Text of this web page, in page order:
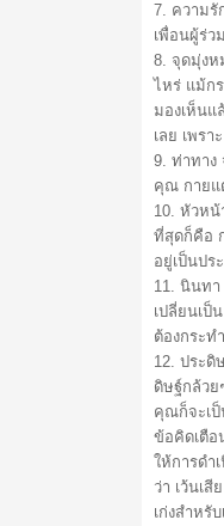
7. ความรั
เพื่อนผู้ร่ว
8. จุดมุ่งห
ไหร่ แม้ก
มองเห็นแ
เลย เพร
9. ท่าทาง
คุณ กายแ
10. หัวหน้
ที่สุดก็คือ
อยู่เป็นปร
11. นินทา
เปลี่ยนเป็
ต้องกระท
12. ประดิ
ดิษฐ์กล้วย
คุณก็จะเป็
ข้อคิดเตือ
ให้การดำ
ว่า เว้นเสี
เก่งสำหรั